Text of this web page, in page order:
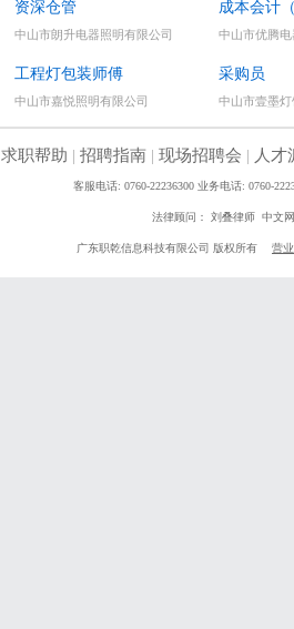
资深仓管
中山市朗升电器照明有限公司
成本会计
中山市优腾
工程灯包装师傅
中山市嘉悦照明有限公司
采购员
中山市壹墨
求职帮助 | 招聘指南| 现场招聘会 | 人才
客服电话: 0760-22236300 业务电话: 0760-
法律顾问： 刘叠律师 中文
广东职乾信息科技有限公司 版权所有 营